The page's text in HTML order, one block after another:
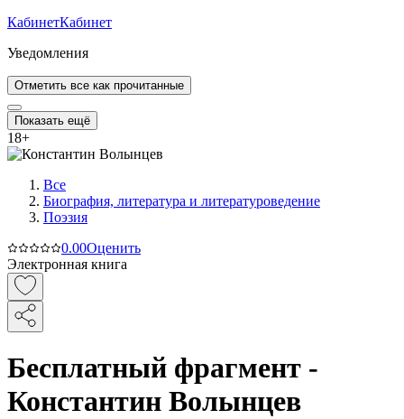
КабинетКабинет
Уведомления
Отметить все как прочитанные
Показать ещё
18+
Все
Биография, литература и литературоведение
Поэзия
0.00Оценить
Электронная книга
Бесплатный фрагмент -
Константин Волынцев